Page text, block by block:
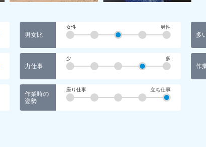
男女比
女性 男性
多
力仕事
少 多
作
作業時の
姿勢
座り仕事 立ち仕事